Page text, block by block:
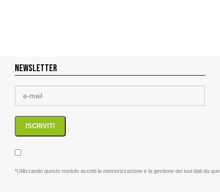
NEWSLETTER
*Utilizzando questo modulo accetti la memorizzazione e la gestione dei tuoi dati da